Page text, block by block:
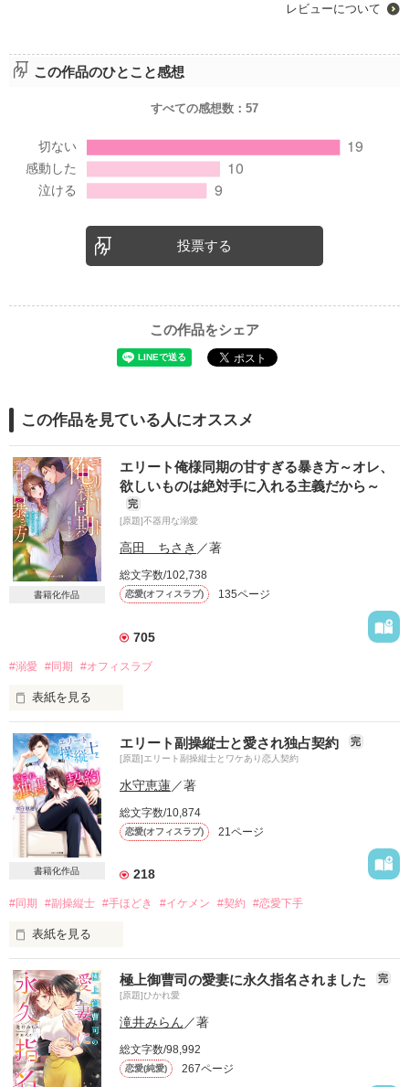
レビューについて
この作品のひとこと感想
すべての感想数： 57
投票する
この作品をシェア
この作品を見ている人にオススメ
書籍化作品
エリート俺様同期の甘すぎる暴き方～オレ、
欲しいものは絶対手に入れる主義だから～
完
[原題]不器用な溺愛
高田 ちさき ／著
総文字数/102,738
恋愛(オフィスラブ) 135ページ
705
#溺愛 #同期 #オフィスラブ
表紙を見る
「なあ、この眼鏡。ダテだろう？　どうしてこんな眼鏡かけて
るんだ？」
「か、返して……」
「こんなにきれいな瞳してるのに、なんで隠してるんだ？」
甘い同期の責めに陥落寸前。
＊＊＊＊＊＊＊＊＊
松風日菜子（27）
美星建設株式会社　設計部アシスタント
×
南沢拓海（27）
美星建設株式会社　エリート設計士
＊＊＊＊＊＊＊＊＊
書籍化作品
エリート副操縦士と愛され独占契約 完
[原題]エリート副操縦士とワケあり恋人契約
水守恵蓮／著
総文字数/10,874
恋愛(オフィスラブ) 21ページ
218
#同期 #副操縦士 #手ほどき #イケメン #契約 #恋愛下手
表紙を見る
大手航空会社の事務社員
×
同期一優秀なイケメン副操縦士
ダメ男に引っかかってばかり
自他共に認める男を見る目のない私に
呆れた彼がとんでもない提案！
極上御曹司の愛妻に永久指名されました 完
[原題]ひかれ愛
滝井みらん／著
総文字数/98,992
恋愛(純愛) 267ページ